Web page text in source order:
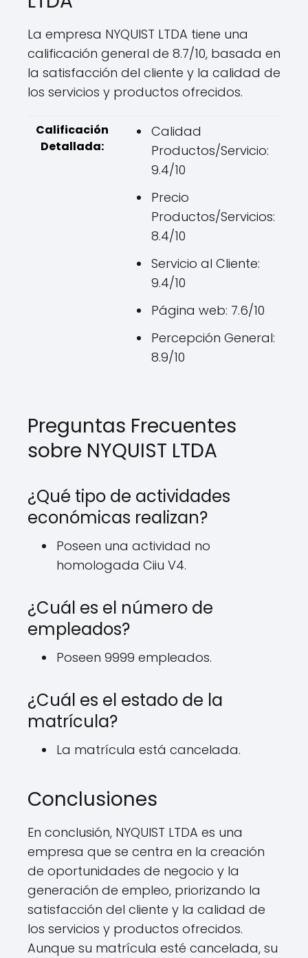
La empresa NYQUIST LTDA tiene una
calificación general de 8.7/10, basada en
la satisfacción del cliente y la calidad de
los servicios y productos ofrecidos.
Calificación
Detallada:
Calidad
Productos/Servicio:
9.4/10
Precio
Productos/Servicios:
8.4/10
Servicio al Cliente:
9.4/10
Página web: 7.6/10
Percepción General:
8.9/10
Preguntas Frecuentes
sobre NYQUIST LTDA
¿Qué tipo de actividades
económicas realizan?
Poseen una actividad no
homologada Ciiu V4.
¿Cuál es el número de
empleados?
Poseen 9999 empleados.
¿Cuál es el estado de la
matrícula?
La matrícula está cancelada.
Conclusiones
En conclusión, NYQUIST LTDA es una
empresa que se centra en la creación
de oportunidades de negocio y la
generación de empleo, priorizando la
satisfacción del cliente y la calidad de
los servicios y productos ofrecidos.
Aunque su matrícula esté cancelada, su